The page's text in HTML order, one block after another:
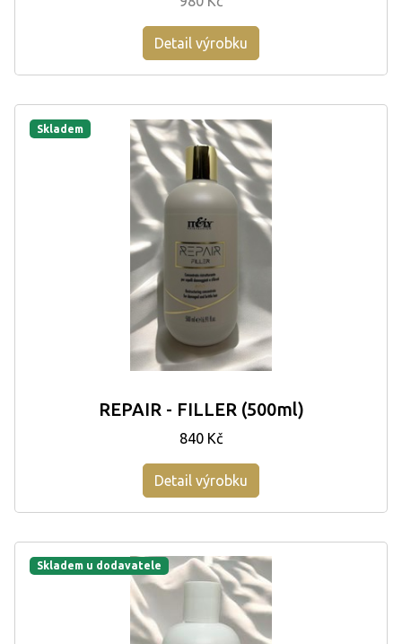
Detail výrobku
Skladem
REPAIR - FILLER (500ml)
840 Kč
Detail výrobku
Skladem u dodavatele